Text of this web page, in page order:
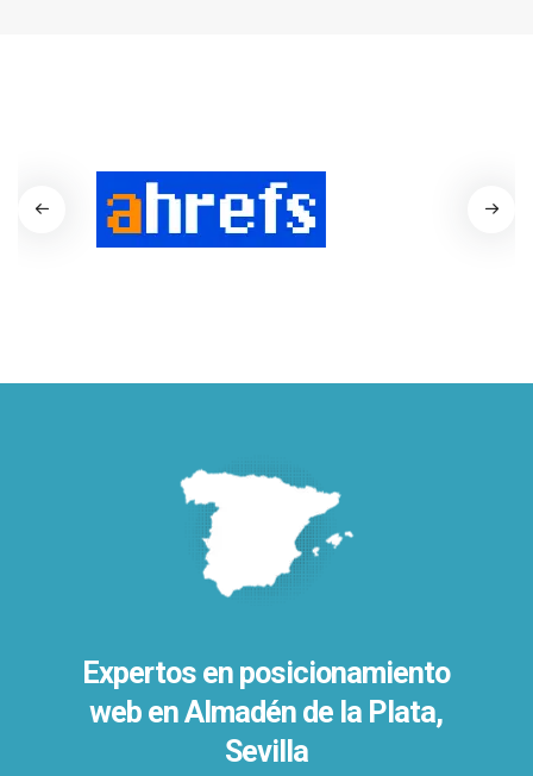
Expertos en posicionamiento
web en Almadén de la Plata,
Sevilla